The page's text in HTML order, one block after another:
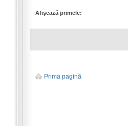
Afişează primele:
Prima pagină